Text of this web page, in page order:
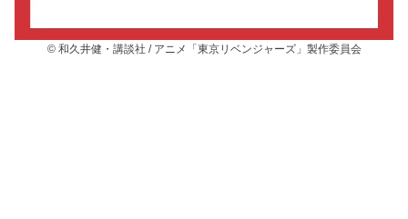
© 和久井健・講談社 / アニメ「東京リベンジャーズ」製作委員会